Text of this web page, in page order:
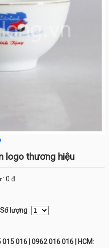
logo thương hiệu
0 đ
Số lượng
016 | 0962 016 016 | HCM: